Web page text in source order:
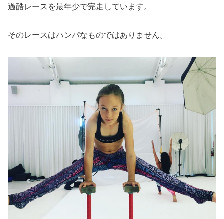
過酷レースを最年少で完走しています。
そのレースはハンパなものではありません。